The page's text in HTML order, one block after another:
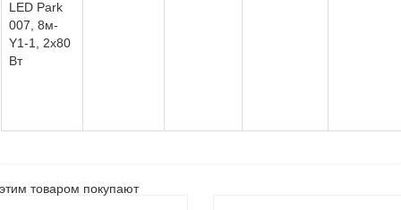
LED Park
007, 8м-
Y1-1, 2х80
Вт
товаром покупают